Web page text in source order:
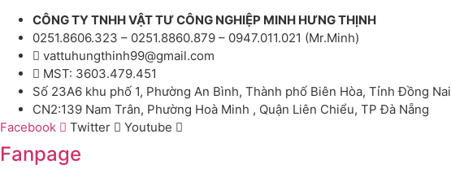
CÔNG TY TNHH VẬT TƯ CÔNG NGHIỆP MINH HƯNG THỊNH
0251.8606.323 – 0251.8860.879 – 0947.011.021 (Mr.Minh)
vattuhungthinh99@gmail.com
MST: 3603.479.451
Số 23A6 khu phố 1, Phường An Bình, Thành phố Biên Hòa, Tỉnh Đồng Nai
CN2:139 Nam Trân, Phường Hoà Minh , Quận Liên Chiểu, TP Đà Nẵng
Facebook
Twitter Youtube
Fanpage